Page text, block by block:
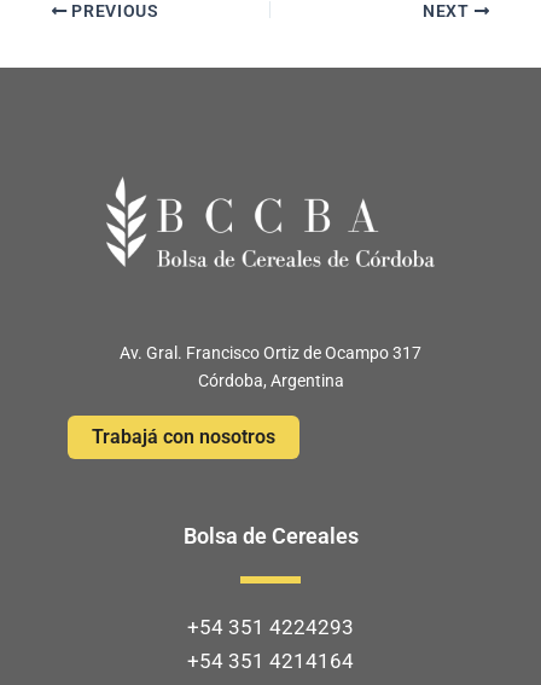
PREVIOUS NEXT
Av. Gral. Francisco Ortiz de Ocampo 317
Córdoba, Argentina
Trabajá con nosotros
Bolsa de Cereales
+54 351 4224293
+54 351 4214164